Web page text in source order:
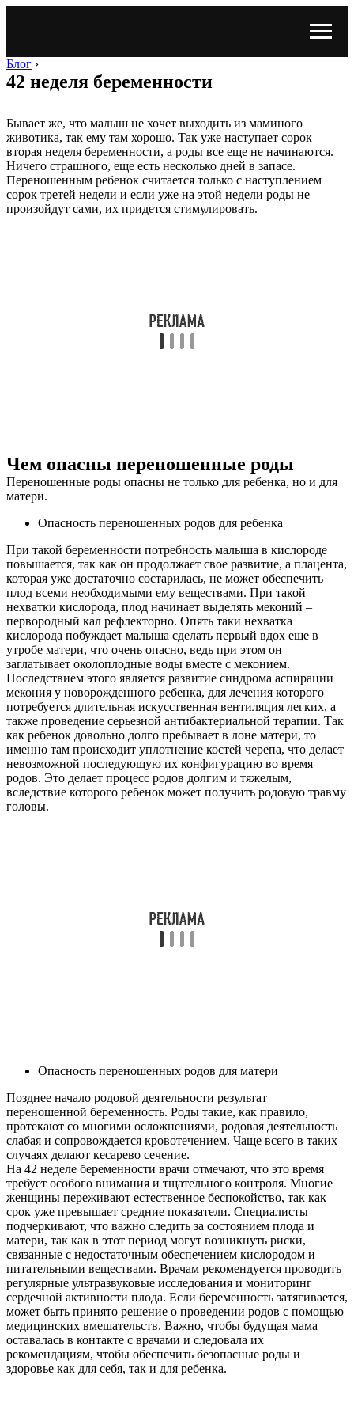
Блог ›
42 неделя беременности
Бывает же, что малыш не хочет выходить из маминого
животика, так ему там хорошо. Так уже наступает сорок
вторая неделя беременности, а роды все еще не начинаются.
Ничего страшного, еще есть несколько дней в запасе.
Переношенным ребенок считается только с наступлением
сорок третей недели и если уже на этой недели роды не
произойдут сами, их придется стимулировать.
Чем опасны переношенные роды
Переношенные роды опасны не только для ребенка, но и для
матери.
Опасность переношенных родов для ребенка
При такой беременности потребность малыша в кислороде
повышается, так как он продолжает свое развитие, а плацента,
которая уже достаточно состарилась, не может обеспечить
плод всеми необходимыми ему веществами. При такой
нехватки кислорода, плод начинает выделять меконий –
первородный кал рефлекторно. Опять таки нехватка
кислорода побуждает малыша сделать первый вдох еще в
утробе матери, что очень опасно, ведь при этом он
заглатывает околоплодные воды вместе с меконием.
Последствием этого является развитие синдрома аспирации
мекония у новорожденного ребенка, для лечения которого
потребуется длительная искусственная вентиляция легких, а
также проведение серьезной антибактериальной терапии. Так
как ребенок довольно долго пребывает в лоне матери, то
именно там происходит уплотнение костей черепа, что делает
невозможной последующую их конфигурацию во время
родов. Это делает процесс родов долгим и тяжелым,
вследствие которого ребенок может получить родовую травму
головы.
Опасность переношенных родов для матери
Позднее начало родовой деятельности результат
переношенной беременность. Роды такие, как правило,
протекают со многими осложнениями, родовая деятельность
слабая и сопровождается кровотечением. Чаще всего в таких
случаях делают кесарево сечение.
На 42 неделе беременности врачи отмечают, что это время
требует особого внимания и тщательного контроля. Многие
женщины переживают естественное беспокойство, так как
срок уже превышает средние показатели. Специалисты
подчеркивают, что важно следить за состоянием плода и
матери, так как в этот период могут возникнуть риски,
связанные с недостаточным обеспечением кислородом и
питательными веществами. Врачам рекомендуется проводить
регулярные ультразвуковые исследования и мониторинг
сердечной активности плода. Если беременность затягивается,
может быть принято решение о проведении родов с помощью
медицинских вмешательств. Важно, чтобы будущая мама
оставалась в контакте с врачами и следовала их
рекомендациям, чтобы обеспечить безопасные роды и
здоровье как для себя, так и для ребенка.